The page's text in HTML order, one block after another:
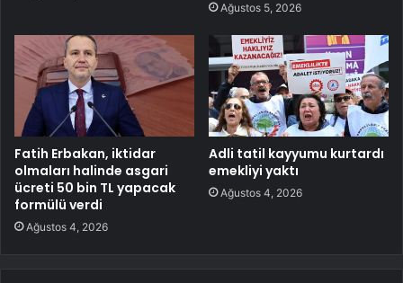
Ağustos 5, 2026
Fatih Erbakan, iktidar
olmaları halinde asgari
ücreti 50 bin TL yapacak
formülü verdi
Ağustos 4, 2026
Adli tatil kayyumu kurtardı
emekliyi yaktı
Ağustos 4, 2026